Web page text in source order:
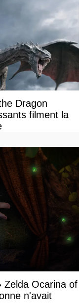
Dragon
filment la
Zelda Ocarina of
n'avait